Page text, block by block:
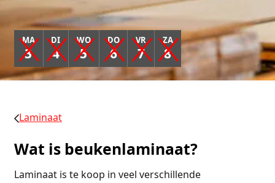
MA
3
DI
4
WO
5
DO
6
VR
7
ZA
8
Laminaat
Wat is beukenlaminaat?
Laminaat is te koop in veel verschillende